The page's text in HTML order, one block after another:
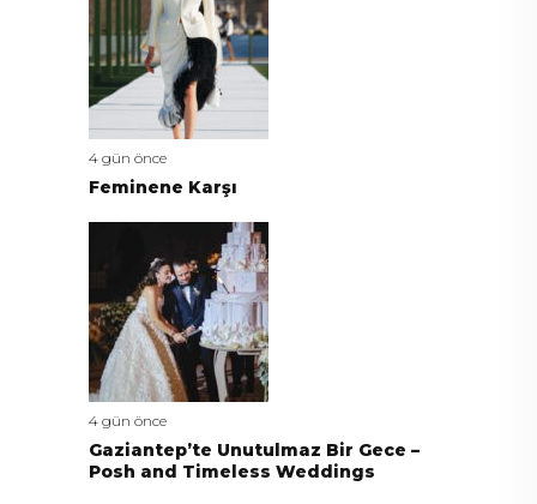
4 gün önce
Feminene Karşı
4 gün önce
Gaziantep’te Unutulmaz Bir Gece –
Posh and Timeless Weddings